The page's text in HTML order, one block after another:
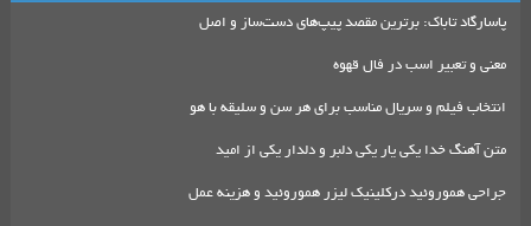
پاسارگاد تاباک: برترین مقصد پیپ‌های دست‌ساز و اصل
معنی و تعبیر اسب در فال قهوه
انتخاب فیلم و سریال مناسب برای هر سن و سلیقه با هو
متن آهنگ خدا یکی یار یکی دلبر و دلدار یکی از امید
جراحی هموروئید درکلینیک لیزر هموروئید و هزینه عمل